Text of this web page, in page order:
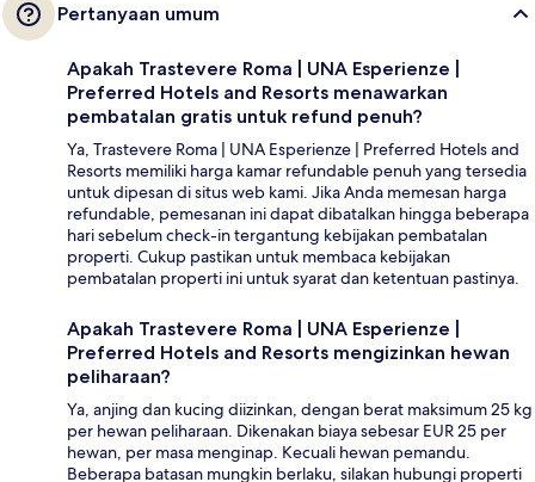
Pertanyaan umum
Apakah Trastevere Roma | UNA Esperienze |
Preferred Hotels and Resorts menawarkan
pembatalan gratis untuk refund penuh?
Ya, Trastevere Roma | UNA Esperienze | Preferred Hotels and
Resorts memiliki harga kamar refundable penuh yang tersedia
untuk dipesan di situs web kami. Jika Anda memesan harga
refundable, pemesanan ini dapat dibatalkan hingga beberapa
hari sebelum check-in tergantung kebijakan pembatalan
properti. Cukup pastikan untuk membaca kebijakan
pembatalan properti ini untuk syarat dan ketentuan pastinya.
Apakah Trastevere Roma | UNA Esperienze |
Preferred Hotels and Resorts mengizinkan hewan
peliharaan?
Ya, anjing dan kucing diizinkan, dengan berat maksimum 25 kg
per hewan peliharaan. Dikenakan biaya sebesar EUR 25 per
hewan, per masa menginap. Kecuali hewan pemandu.
Beberapa batasan mungkin berlaku, silakan hubungi properti